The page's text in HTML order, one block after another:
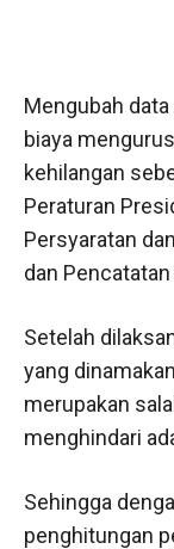
Mengubah
biaya
kehilangan
Peraturan
Persyaratan
dan Pencatatan
Setelah
yang
merupakan
menghindari
Sehingga
penghitungan